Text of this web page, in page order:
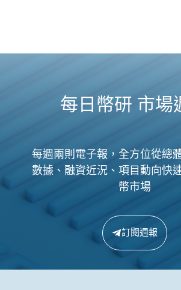
每日幣研 市場
每週兩則電子報，全方位從總
數據、融資近況、項目動向快
幣市場
訂閱週報